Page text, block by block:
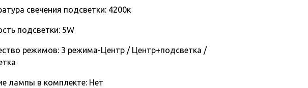
свечения подсветки: 4200к
подсветки: 5W
режимов: 3 режима-Центр / Центр+подсветка /
лампы в комплекте: Нет